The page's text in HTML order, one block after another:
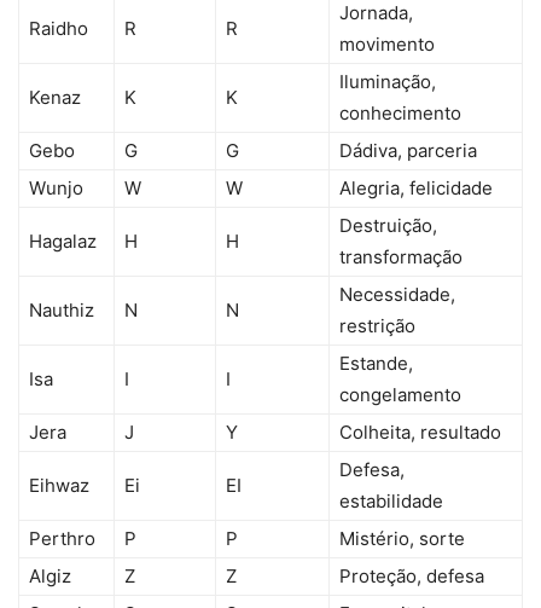
Raidho R R
Jornada,
movimento
Kenaz K K
Iluminação,
conhecimento
Gebo
G G
Dádiva, parceria
Wunjo
W W Alegria, felicidade
Hagalaz H H
Destruição,
transformação
Nauthiz N N
Necessidade,
restrição
Isa I I
Estande,
congelamento
Jera
J Y Colheita, resultado
Eihwaz Ei EI
Defesa,
estabilidade
Perthro
P P
Mistério, sorte
Algiz
Z Z
Proteção, defesa